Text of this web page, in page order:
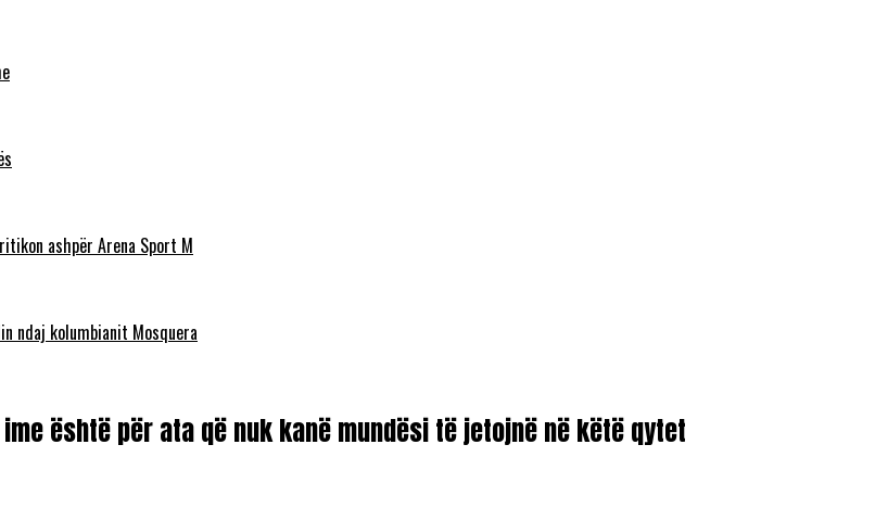
ashpër Arena Sport M
ndaj kolumbianit Mosquera
është për ata që nuk kanë mundësi të jetojnë në këtë qytet